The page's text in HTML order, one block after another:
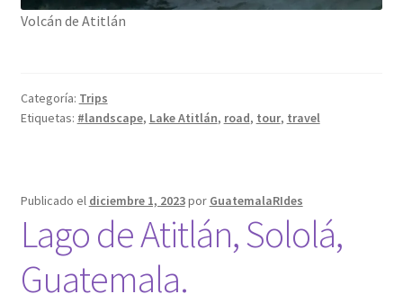
Volcán de Atitlán
Categoría: Trips
Etiquetas: #landscape, Lake Atitlán, road, tour, travel
Publicado el diciembre 1, 2023por GuatemalaRIdes
Lago de Atitlán, Sololá,
Guatemala.